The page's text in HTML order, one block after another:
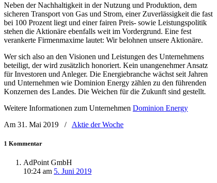
Neben der Nachhaltigkeit in der Nutzung und Produktion, dem
sicheren Transport von Gas und Strom, einer Zuverlässigkeit die fast
bei 100 Prozent liegt und einer fairen Preis- sowie Leistungspolitik
stehen die Aktionäre ebenfalls weit im Vordergrund. Eine fest
verankerte Firmenmaxime lautet: Wir belohnen unsere Aktionäre.
Wer sich also an den Visionen und Leistungen des Unternehmens
beteiligt, der wird zusätzlich honoriert. Kein unangenehmer Ansatz
für Investoren und Anleger. Die Energiebranche wächst seit Jahren
und Unternehmen wie Dominion Energy zählen zu den führenden
Konzernen des Landes. Die Weichen für die Zukunft sind gestellt.
Weitere Informationen zum Unternehmen Dominion Energy
Am 31. Mai 2019
/ Aktie der Woche
1 Kommentar
AdPoint GmbH
10:24 am 5. Juni 2019